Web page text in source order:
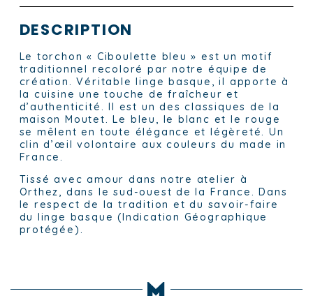
DESCRIPTION
Le torchon « Ciboulette bleu » est un motif
traditionnel recoloré par notre équipe de
création. Véritable linge basque, il apporte à
la cuisine une touche de fraîcheur et
d’authenticité. Il est un des classiques de la
maison Moutet. Le bleu, le blanc et le rouge
se mêlent en toute élégance et légèreté. Un
clin d’œil volontaire aux couleurs du made in
France.
Tissé avec amour dans notre atelier à
Orthez, dans le sud-ouest de la France. Dans
le respect de la tradition et du savoir-faire
du linge basque (Indication Géographique
protégée).